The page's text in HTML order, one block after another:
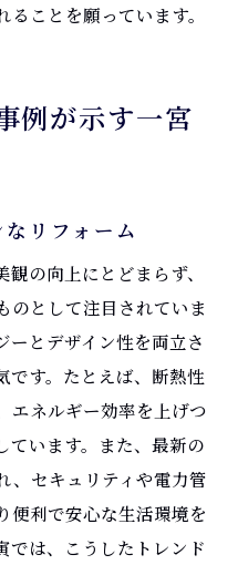
ことを願っています。
例が示す一宮
リフォーム
の向上にとどまらず、
のとして注目されていま
ーとデザイン性を両立さ
です。たとえば、断熱性
エネルギー効率を上げつ
ています。また、最新の
、セキュリティや電力管
便利で安心な生活環境を
では、こうしたトレンド